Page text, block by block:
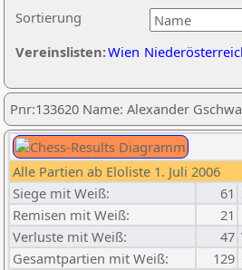
Sortierung
Vereinslisten:Wien
Pnr:133620 Name: Alexander
Alle Partien ab Eloliste 1. Juli 2006
Siege mit Weiß:
61
Remisen mit Weiß:
21
Verluste mit Weiß:
47
Gesamtpartien mit Weiß:
129